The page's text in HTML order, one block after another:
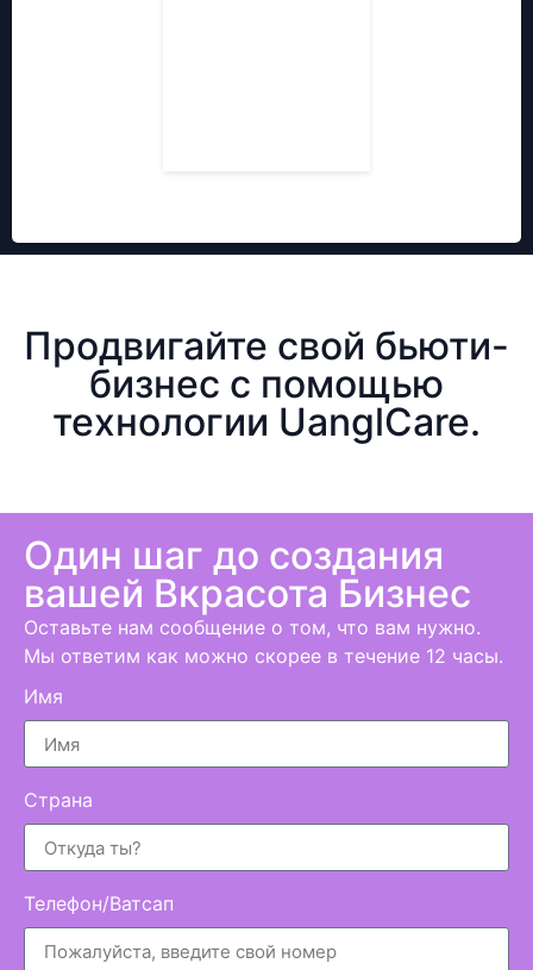
Продвигайте свой бьюти-
бизнес с помощью
технологии UanglCare.
Один шаг до создания
вашей Bкрасота Бизнес
Оставьте нам сообщение о том, что вам нужно.
Мы ответим как можно скорее в течение 12 часы.
Имя
Страна
Телефон/Ватсап